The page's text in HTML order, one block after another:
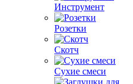
Инструмент
Розетки
Скотч
Сухие смеси